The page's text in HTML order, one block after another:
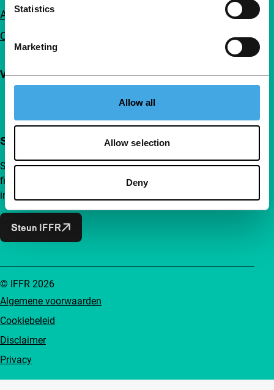
Statistics
Marketing
Allow all
Allow selection
Deny
Adverteren
Contact
Volg IFFR
Steun IFFR al vanaf €4 per maand
Sluit je aan bij een groep nieuwsgierige en verbonden
filmliefhebbers. Maak onafhankelijke film, nieuwe
inzichten en inspiratie bereikbaar voor iedereen.
Steun IFFR
Algemene voorwaarden
Cookiebeleid
Disclaimer
Privacy
© IFFR 2026